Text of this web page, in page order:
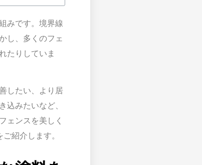
みです。境界線
し、多くのフェ
たりしていま
したい、より居
込みたいなど、
ェンスを美しく
紹介します。